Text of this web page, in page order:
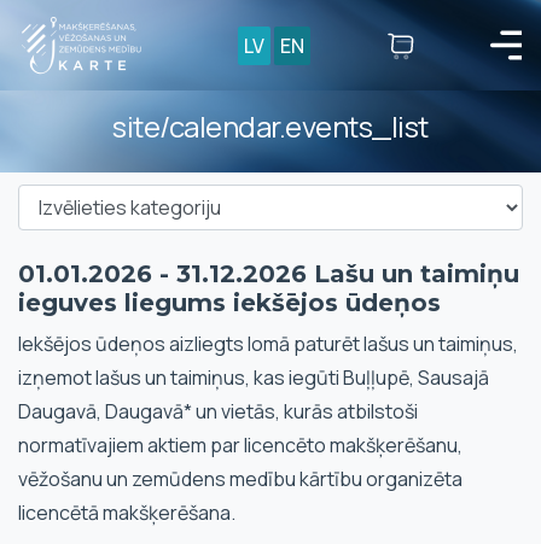
LV EN
site/calendar.events_list
01.01.2026 - 31.12.2026 Lašu un taimiņu
ieguves liegums iekšējos ūdeņos
Iekšējos ūdeņos aizliegts lomā paturēt lašus un taimiņus,
izņemot lašus un taimiņus, kas iegūti Buļļupē, Sausajā
Daugavā, Daugavā* un vietās, kurās atbilstoši
normatīvajiem aktiem par licencēto makšķerēšanu,
vēžošanu un zemūdens medību kārtību organizēta
licencētā makšķerēšana.